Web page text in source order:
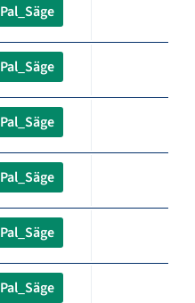
Pal_Säge
Pal_Säge
Pal_Säge
Pal_Säge
Pal_Säge
Pal_Säge